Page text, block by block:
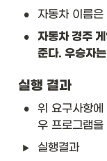
• 자동차 이름
• 자동차 경주
준다. 우승자
실행 결과
•
위 요구사항
우 프로그램
실행결과